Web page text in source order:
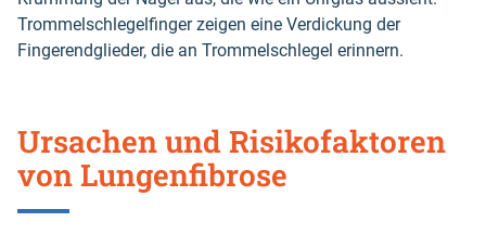
Trommelschlegelfinger zeigen eine Verdickung der
Fingerendglieder, die an Trommelschlegel erinnern.
Ursachen und Risikofaktoren
von Lungenfibrose